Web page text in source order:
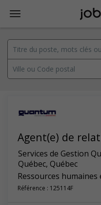
Agent(e) de
Services de Gestion
Québec, Québec
Ressources
Référence : 125114F